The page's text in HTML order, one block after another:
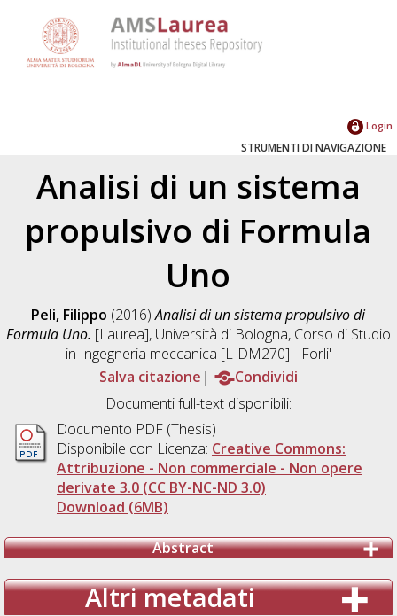
Login
STRUMENTI DI NAVIGAZIONE
Analisi di un sistema
propulsivo di Formula
Uno
Peli, Filippo (2016)Analisi di un sistema propulsivo di
Formula Uno. [Laurea], Università di Bologna, Corso di Studio
in Ingegneria meccanica [L-DM270] - Forli'
Salva citazione
Condividi
Documenti full-text disponibili:
Documento PDF (Thesis)
Disponibile con Licenza: Creative Commons:
Attribuzione - Non commerciale - Non opere
derivate 3.0 (CC BY-NC-ND 3.0)
Download (6MB)
Abstract
Altri metadati